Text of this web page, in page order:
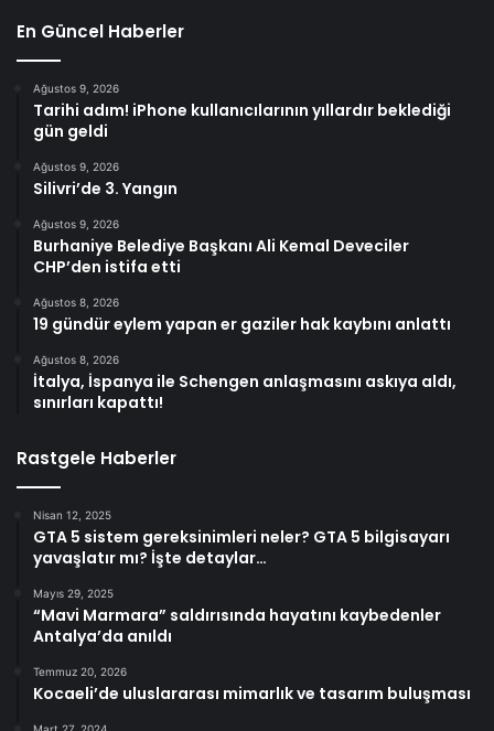
En Güncel Haberler
Ağustos 9, 2026
Tarihi adım! iPhone kullanıcılarının yıllardır beklediği
gün geldi
Ağustos 9, 2026
Silivri’de 3. Yangın
Ağustos 9, 2026
Burhaniye Belediye Başkanı Ali Kemal Deveciler
CHP’den istifa etti
Ağustos 8, 2026
19 gündür eylem yapan er gaziler hak kaybını anlattı
Ağustos 8, 2026
İtalya, İspanya ile Schengen anlaşmasını askıya aldı,
sınırları kapattı!
Rastgele Haberler
Nisan 12, 2025
GTA 5 sistem gereksinimleri neler? GTA 5 bilgisayarı
yavaşlatır mı? İşte detaylar…
Mayıs 29, 2025
“Mavi Marmara” saldırısında hayatını kaybedenler
Antalya’da anıldı
Temmuz 20, 2026
Kocaeli’de uluslararası mimarlık ve tasarım buluşması
Mart 27, 2024